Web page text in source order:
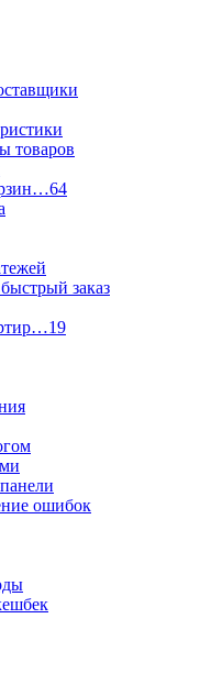
товаров
64
заказ
19
ошибок